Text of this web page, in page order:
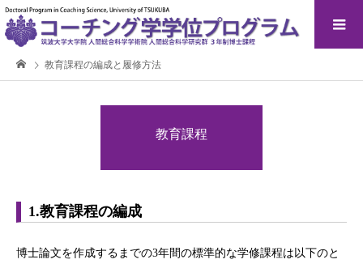
教育課程の編成と履修方法
教育課程
1.教育課程の編成
博士論文を作成するまでの3年間の標準的な学修課程は以下のと